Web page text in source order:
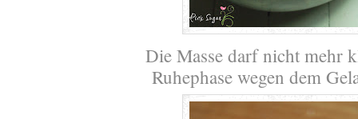
Die Masse darf nicht mehr
Ruhephase wegen dem